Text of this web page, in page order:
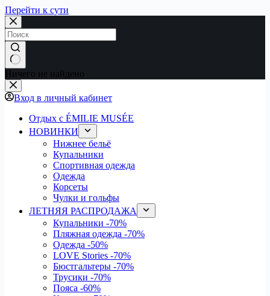
Перейти к сути
Ничего не найдено
Вход в личный кабинет
Отдых с ÉMILIE MUSÉE
НОВИНКИ
Нижнее бельё
Купальники
Спортивная одежда
Одежда
Корсеты
Чулки и гольфы
ЛЕТНЯЯ РАСПРОДАЖА
Купальники -70%
Пляжная одежда -70%
Одежда -50%
LOVE Stories -70%
Бюстгальтеры -70%
Трусики -70%
Пояса -60%